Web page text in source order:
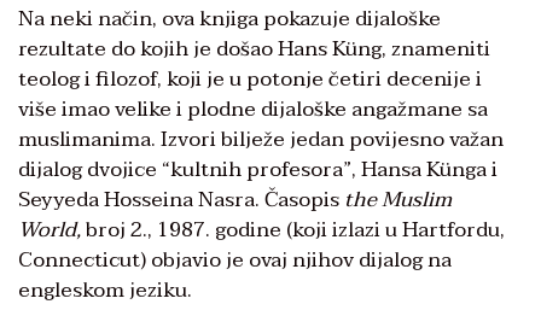
Na neki način, ova knjiga pokazuje dijaloške
rezultate do kojih je došao Hans Küng, znameniti
teolog i filozof, koji je u potonje četiri decenije i
više imao velike i plodne dijaloške angažmane sa
muslimanima. Izvori bilježe jedan povijesno važan
dijalog dvojice “kultnih profesora”, Hansa Künga i
Seyyeda Hosseina Nasra. Časopis the Muslim
World,broj 2., 1987. godine (koji izlazi u Hartfordu,
Connecticut) objavio je ovaj njihov dijalog na
engleskom jeziku.